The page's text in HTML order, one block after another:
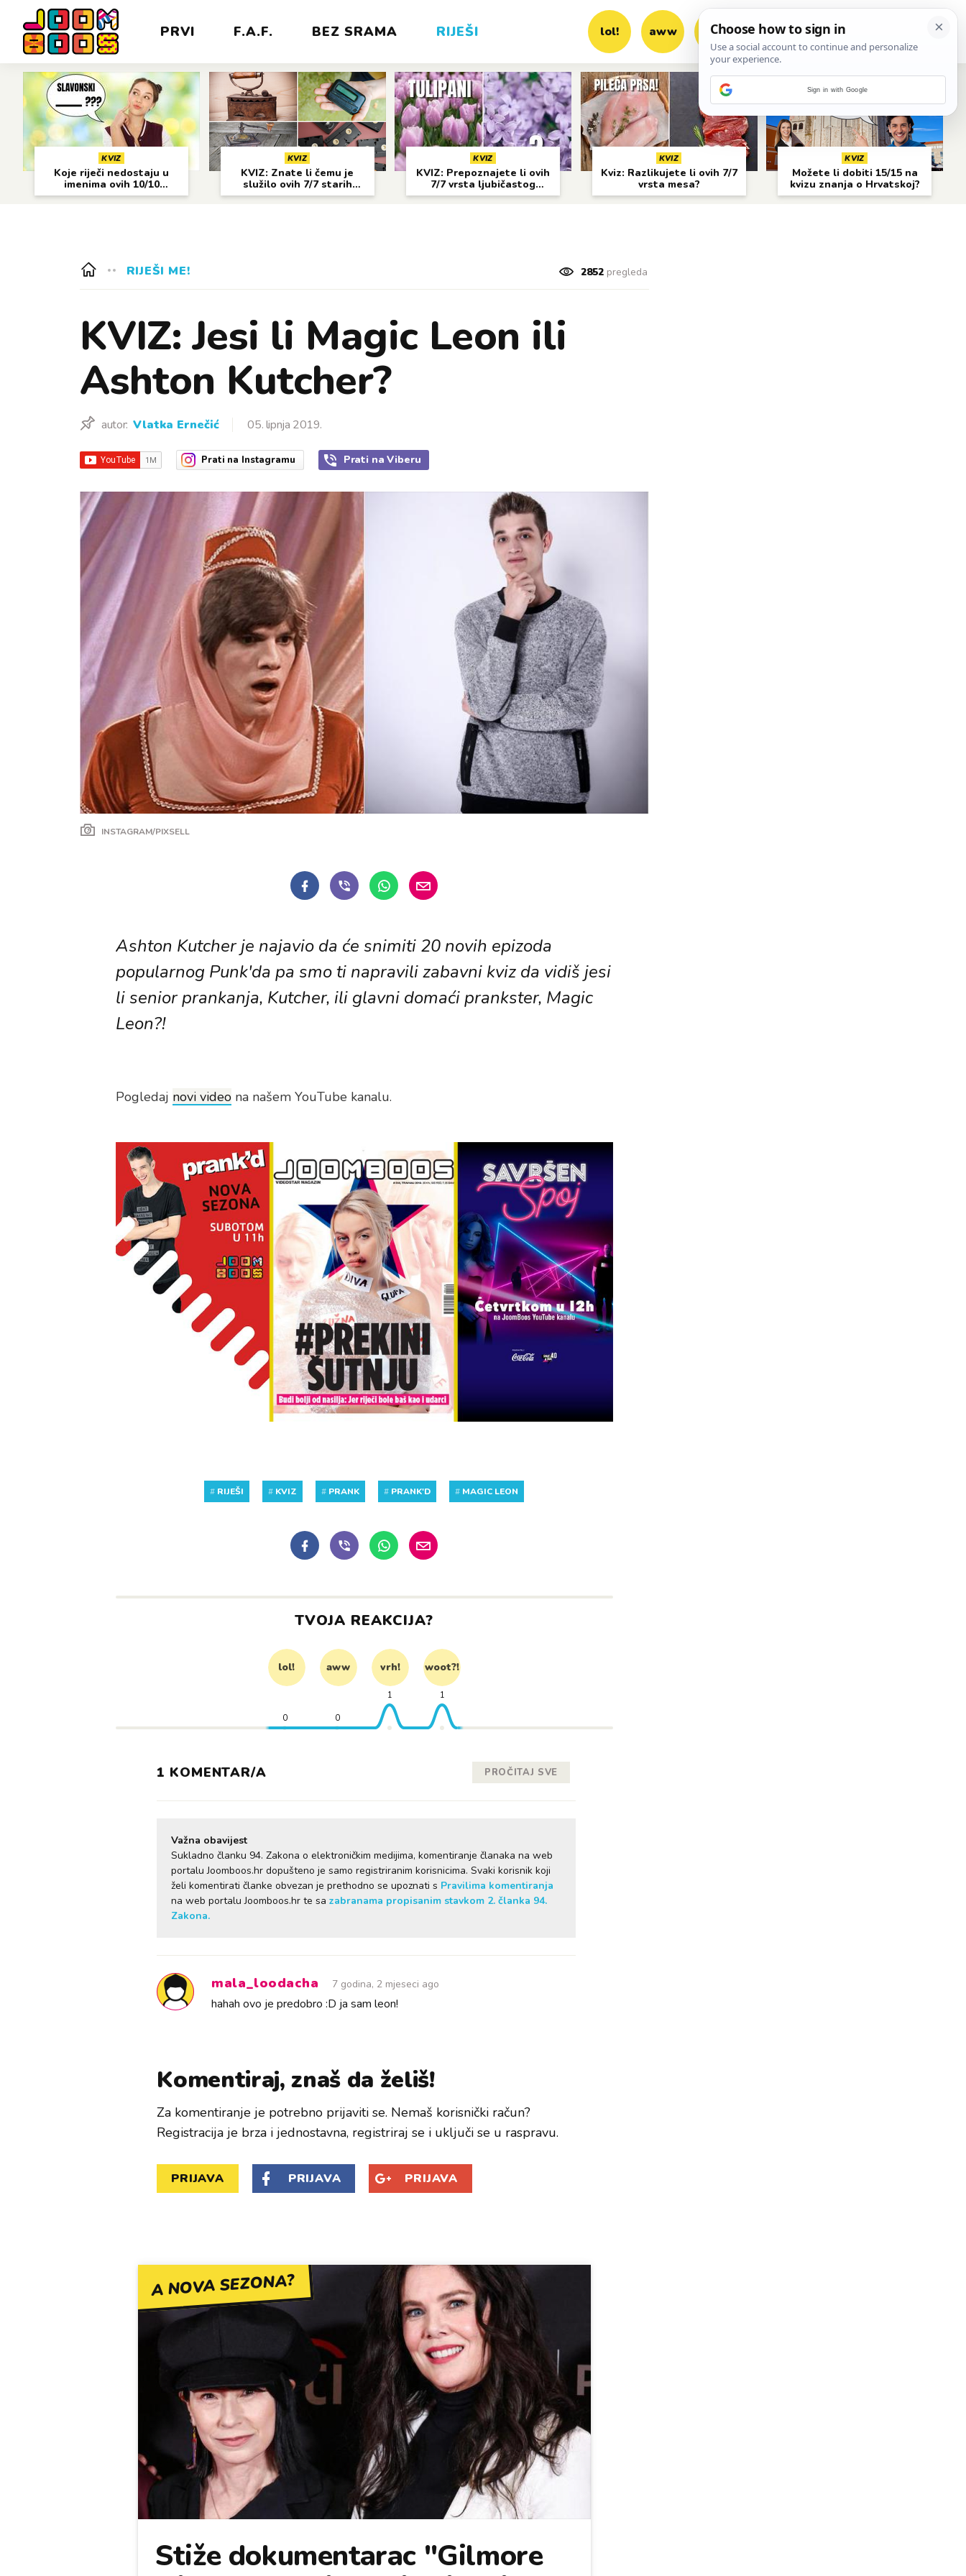
PRVI F.A.F. BEZ SRAMA RIJEŠI lol! aww vrh! woot?!
KVIZ
Koje riječi nedostaju u
imenima ovih 10/10
gradova?
KVIZ
KVIZ: Znate li čemu je
služilo ovih 7/7 starih
predmeta?
KVIZ
KVIZ: Prepoznajete li ovih
7/7 vrsta ljubičastog
cvijeća?
KVIZ
Kviz: Razlikujete li ovih 7/7
vrsta mesa?
KVIZ
Možete li dobiti 15/15 na
kvizu znanja o Hrvatskoj?
RIJEŠI ME! 2852pregleda
KVIZ: Jesi li Magic Leon ili
Ashton Kutcher?
autor: Vlatka Ernečić 05. lipnja 2019.
Prati na Instagramu Prati na Viberu
INSTAGRAM/PIXSELL
Ashton Kutcher je najavio da će snimiti 20 novih epizoda
popularnog Punk'da pa smo ti napravili zabavni kviz da vidiš jesi
li senior prankanja, Kutcher, ili glavni domaći prankster, Magic
Leon?!
Pogledaj novi video na našem YouTube kanalu.
# RIJEŠI # KVIZ # PRANK # PRANK'D # MAGIC LEON
TVOJA REAKCIJA?
lol! aww vrh! woot?!
0 0
1 1
1 KOMENTAR/A PROČITAJ SVE
Važna obavijest
Sukladno članku 94. Zakona o elektroničkim medijima, komentiranje članaka na web
portalu Joomboos.hr dopušteno je samo registriranim korisnicima. Svaki korisnik koji
želi komentirati članke obvezan je prethodno se upoznati s Pravilima komentiranja
na web portalu Joomboos.hr te sazabranama propisanim stavkom 2. članka 94.
Zakona.
mala_loodacha 7 godina, 2 mjeseci ago
hahah ovo je predobro :D ja sam leon!
Komentiraj, znaš da želiš!
Za komentiranje je potrebno prijaviti se. Nemaš korisnički račun?
Registracija je brza i jednostavna, registriraj se i uključi se u raspravu.
PRIJAVA PRIJAVA PRIJAVA
A NOVA SEZONA?
Stiže dokumentarac "Gilmore
Sign in with Google